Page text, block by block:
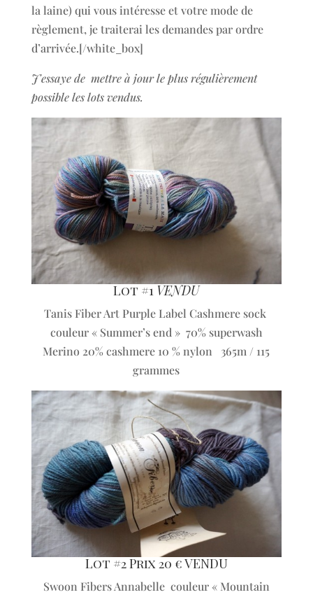
la laine) qui vous intéresse et votre mode de
règlement, je traiterai les demandes par ordre
d’arrivée.[/white_box]
J’essaye de mettre à jour le plus régulièrement
possible les lots vendus.
Lot #1 VENDU
Tanis Fiber Art Purple Label Cashmere sock
couleur « Summer’s end » 70% superwash
Merino 20% cashmere 10 % nylon 365m / 115
grammes
Lot #2 Prix 20 € VENDU
Swoon Fibers Annabelle couleur « Mountain